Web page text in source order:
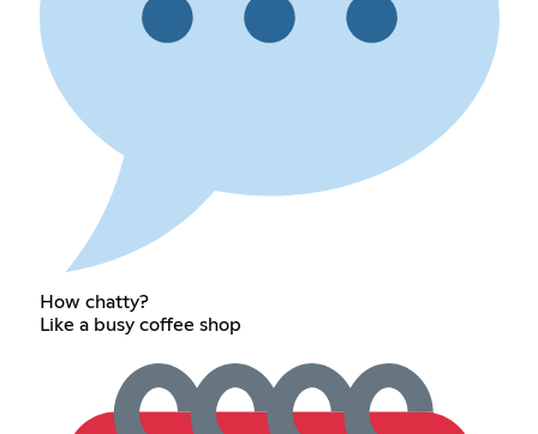
How chatty?
Like a busy coffee shop